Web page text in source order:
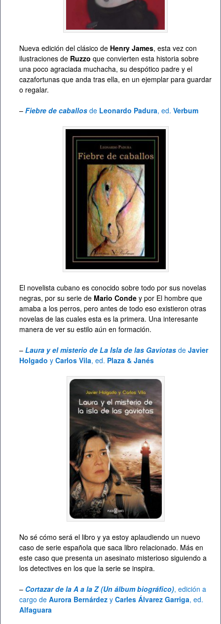
Nueva edición del clásico de Henry James, esta vez con
ilustraciones de Ruzzo que convierten esta historia sobre
una poco agraciada muchacha, su despótico padre y el
cazafortunas que anda tras ella, en un ejemplar para guardar
o regalar.
– Fiebre de caballos de Leonardo Padura, ed. Verbum
El novelista cubano es conocido sobre todo por sus novelas
negras, por su serie de Mario Conde y por El hombre que
amaba a los perros, pero antes de todo eso existieron otras
novelas de las cuales esta es la primera. Una interesante
manera de ver su estilo aún en formación.
– Laura y el misterio de La Isla de las Gaviotas de Javier
Holgado y Carlos Vila, ed. Plaza & Janés
No sé cómo será el libro y ya estoy aplaudiendo un nuevo
caso de serie española que saca libro relacionado. Más en
este caso que presenta un asesinato misterioso siguiendo a
los detectives en los que la serie se inspira.
– Cortazar de la A a la Z (Un álbum biográfico), edición a
cargo de Aurora Bernárdez y Carles Álvarez Garriga, ed.
Alfaguara